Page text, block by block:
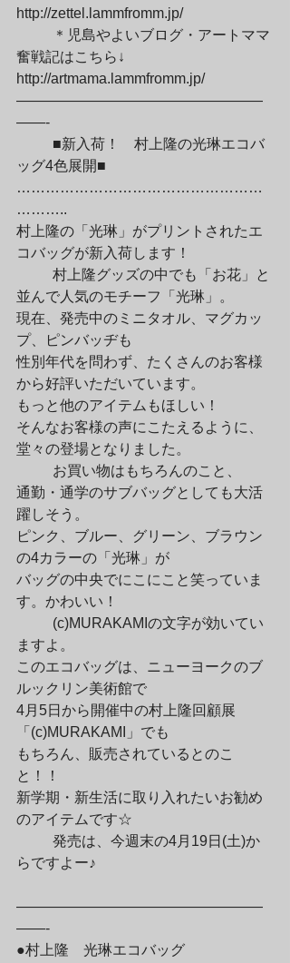
http://zettel.lammfromm.jp/
奮戦記はこちら↓
http://artmama.lammfromm.jp/
—————————————————
——-
ッグ4色展開■
……………………………………………
………..
村上隆の「光琳」がプリントされたエ
コバッグが新入荷します！
並んで人気のモチーフ「光琳」。
現在、発売中のミニタオル、マグカッ
プ、ピンバッヂも
性別年代を問わず、たくさんのお客様
から好評いただいています。
もっと他のアイテムもほしい！
そんなお客様の声にこたえるように、
堂々の登場となりました。
通勤・通学のサブバッグとしても大活
躍しそう。
ピンク、ブルー、グリーン、ブラウン
の4カラーの「光琳」が
バッグの中央でにこにこと笑っていま
す。かわいい！
ますよ。
このエコバッグは、ニューヨークのブ
ルックリン美術館で
4月5日から開催中の村上隆回顧展
「(c)MURAKAMI」でも
もちろん、販売されているとのこ
と！！
新学期・新生活に取り入れたいお勧め
のアイテムです☆
らですよー♪
—————————————————
——-
●村上隆　光琳エコバッグ